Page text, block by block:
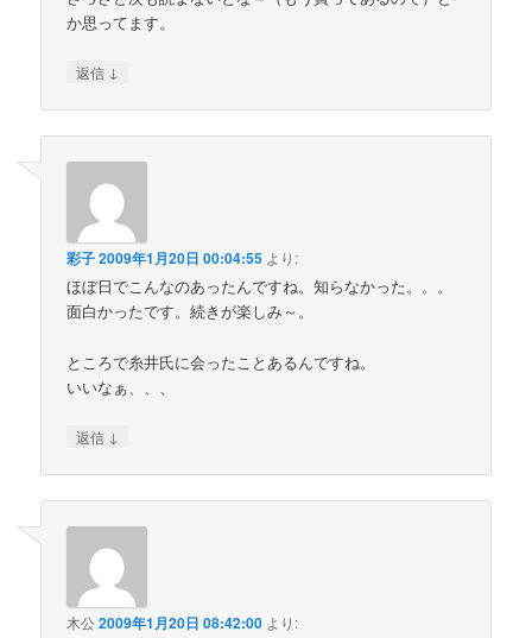
か思ってます。
返信 ↓
彩子2009年1月20日 00:04:55 より:
ほぼ日でこんなのあったんですね。知らなかった。。。
面白かったです。続きが楽しみ～。
ところで糸井氏に会ったことあるんですね。
いいなぁ、、、
返信 ↓
木公2009年1月20日 08:42:00 より: